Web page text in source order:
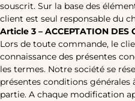
souscrit. Sur la base des
client est seul responsable du
Article 3 – ACCEPTATION DES
Lors de toute commande, le
connaissance des présentes
les termes. Notre société se
présentes conditions
partie. A chaque modification